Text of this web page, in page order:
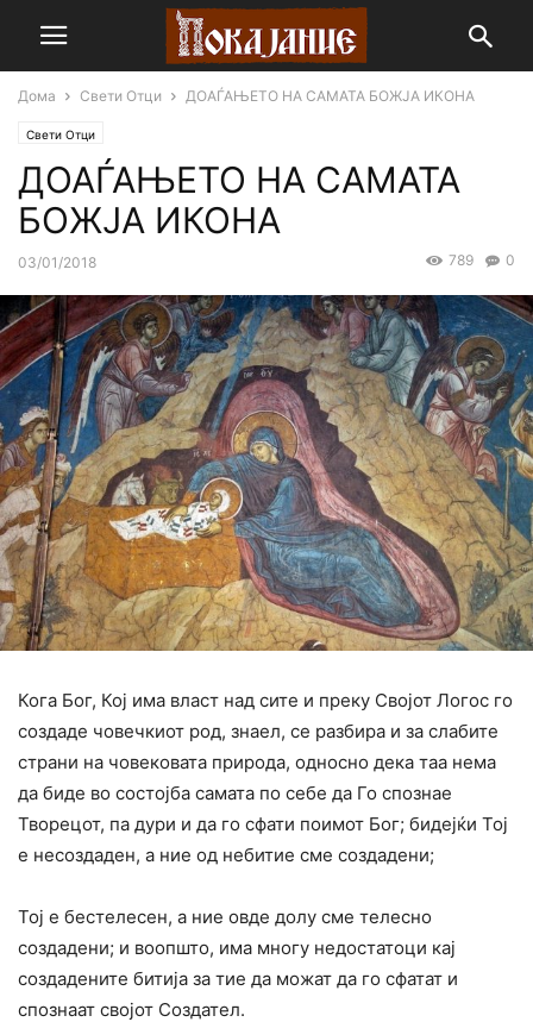
Дома Свети Отци ДОАЃАЊЕТО НА САМАТА БОЖЈА ИКОНА
Свети Отци
ДОАЃАЊЕТО НА САМАТА
БОЖЈА ИКОНА
03/01/2018 0
789
Кога Бог, Кој има власт над сите и преку Својот Логос го
создаде човечкиот род, знаел, се разбира и за слабите
страни на човековата природа, односно дека таа нема
да биде во состојба самата по себе да Го спознае
Творецот, па дури и да го сфати поимот Бог; бидејќи Тој
е несоздаден, а ние од небитие сме создадени;
Тој е бестелесен, а ние овде долу сме телесно
создадени; и воопшто, има многу недостатоци кај
создадените битија за тие да можат да го сфатат и
спознаат својот Создател.